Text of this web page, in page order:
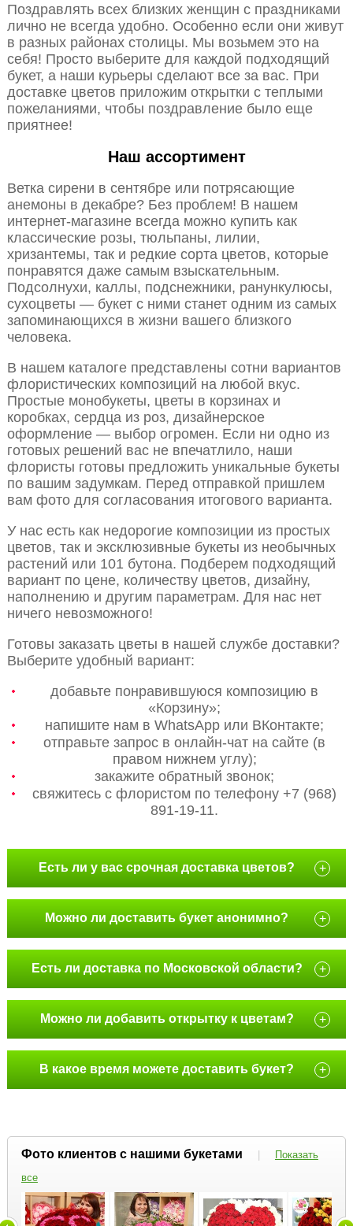
Поздравлять всех близких женщин с праздниками
лично не всегда удобно. Особенно если они живут
в разных районах столицы. Мы возьмем это на
себя! Просто выберите для каждой подходящий
букет, а наши курьеры сделают все за вас. При
доставке цветов приложим открытки с теплыми
пожеланиями, чтобы поздравление было еще
приятнее!
Наш ассортимент
Ветка сирени в сентябре или потрясающие
анемоны в декабре? Без проблем! В нашем
интернет-магазине всегда можно купить как
классические розы, тюльпаны, лилии,
хризантемы, так и редкие сорта цветов, которые
понравятся даже самым взыскательным.
Подсолнухи, каллы, подснежники, ранункулюсы,
сухоцветы — букет с ними станет одним из самых
запоминающихся в жизни вашего близкого
человека.
В нашем каталоге представлены сотни вариантов
флористических композиций на любой вкус.
Простые монобукеты, цветы в корзинах и
коробках, сердца из роз, дизайнерское
оформление — выбор огромен. Если ни одно из
готовых решений вас не впечатлило, наши
флористы готовы предложить уникальные букеты
по вашим задумкам. Перед отправкой пришлем
вам фото для согласования итогового варианта.
У нас есть как недорогие композиции из простых
цветов, так и эксклюзивные букеты из необычных
растений или 101 бутона. Подберем подходящий
вариант по цене, количеству цветов, дизайну,
наполнению и другим параметрам. Для нас нет
ничего невозможного!
Готовы заказать цветы в нашей службе доставки?
Выберите удобный вариант:
добавьте понравившуюся композицию в
«Корзину»;
напишите нам в WhatsApp или ВКонтакте;
отправьте запрос в онлайн-чат на сайте (в
правом нижнем углу);
закажите обратный звонок;
свяжитесь с флористом по телефону +7 (968)
891-19-11.
Есть ли у вас срочная доставка цветов? +
Можно ли доставить букет анонимно? +
Есть ли доставка по Московской области? +
Можно ли добавить открытку к цветам? +
В какое время можете доставить букет? +
Фото клиентов с нашими букетами |
Показать
все